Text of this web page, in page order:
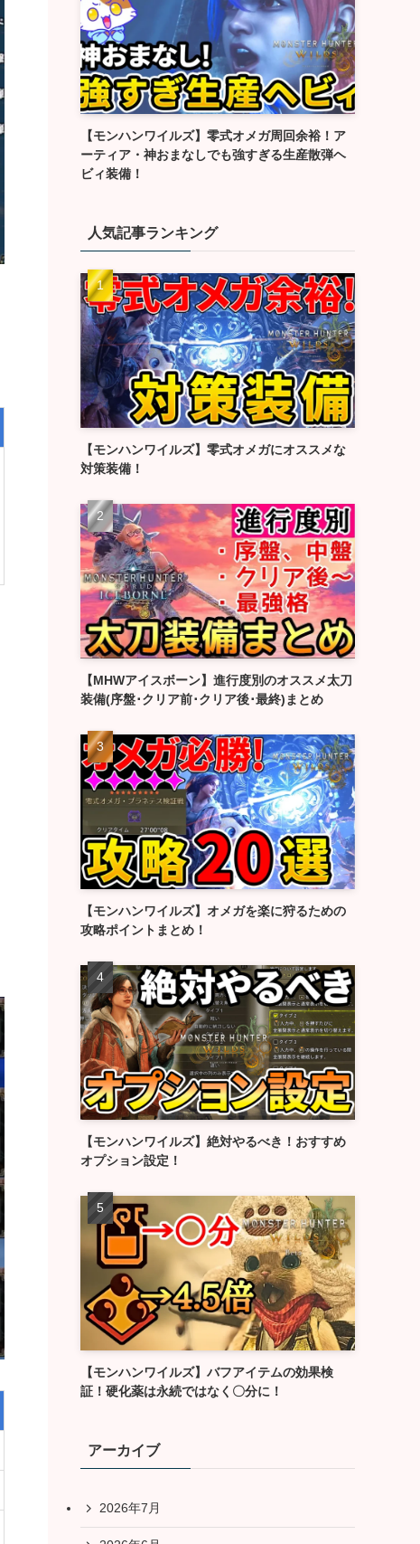
【モンハンワイルズ】零式オメガ周回余裕！ア
ーティア・神おまなしでも強すぎる生産散弾ヘ
ビィ装備！
人気記事ランキング
【モンハンワイルズ】零式オメガにオススメな
対策装備！
【MHWアイスボーン】進行度別のオススメ太刀
装備(序盤･クリア前･クリア後･最終)まとめ
【モンハンワイルズ】オメガを楽に狩るための
攻略ポイントまとめ！
【モンハンワイルズ】絶対やるべき！おすすめ
オプション設定！
【モンハンワイルズ】バフアイテムの効果検
証！硬化薬は永続ではなく〇分に！
アーカイブ
2026年7月